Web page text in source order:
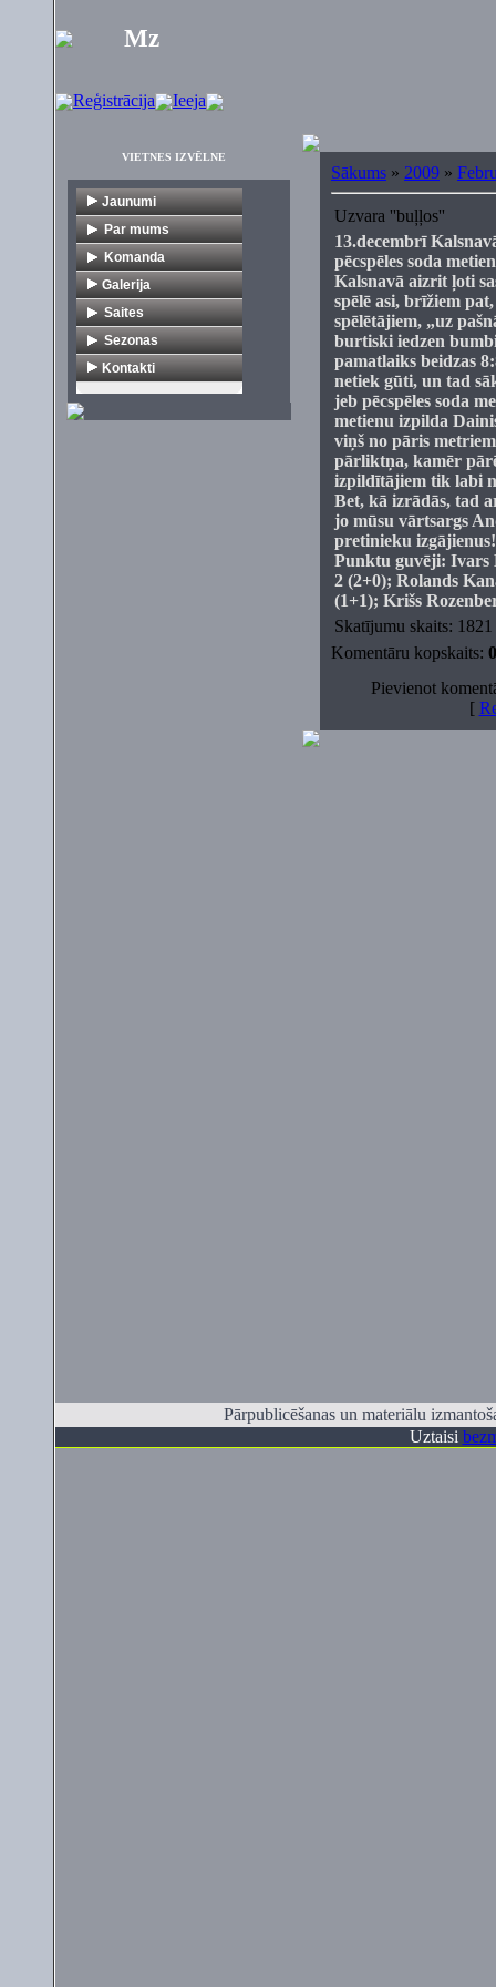
Mz
Reģistrācija Ieeja
VIETNES IZVĒLNE
Jaunumi
Par mums
Vēsture
Dokumenti
Citi turnīri
Komanda
V1
Veterāni
Galerija
Saites
Florbola organizācijas
Mediji
Klubi
Komercija
Sezonas
1. līga
2. līga
Veterāni
Kontakti
Sākums » 2009 »
Uzvara ''buļļos''
13.decembrī
pēcspēles soda
Kalsnavā aizrit ļoti
spēlē asi, brīžiem
spēlētājiem, „uz
burtiski iedzen
pamatlaiks beidzas
netiek gūti, un tad
jeb pēcspēles soda
metienu izpilda
viņš no pāris
pārliktņa, kamēr
izpildītājiem tik labi
Bet, kā izrādās, tad
jo mūsu vārtsargs
pretinieku izgājienus!
Punktu guvēji: Ivars
2 (2+0); Rolands
(1+1); Krišs
Skatījumu skaits:
Komentāru kopskaits: 0
Pievienot
[
Pārpublicēšanas un materiālu
Uztaisi